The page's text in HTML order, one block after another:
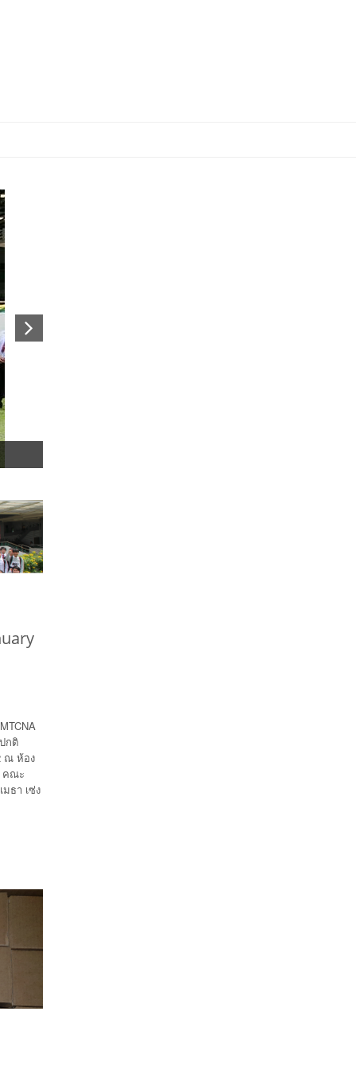
กติ
ณ ห้อง
คณะ
ธา เซ่ง